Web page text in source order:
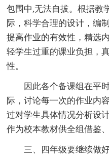
包围中,无法自拔。根据教
际，科学合理的设计，编
提高作业的有效性，精选
轻学生过重的课业负担，
性。
因此各个备课组在平
际，讨论每一次的作业内
过对学生具体情况分析设
作为校本教材供全组借鉴、
三、四年级要继续做